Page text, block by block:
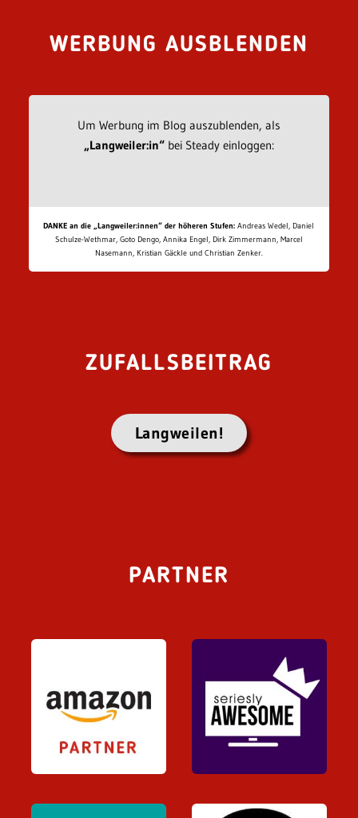
WERBUNG AUSBLENDEN
Um Werbung im Blog auszublenden, als
„Langweiler:in“bei Steady einloggen:
DANKE an die „Langweiler:innen“ der höheren Stufen: Andreas Wedel, Daniel
Schulze-Wethmar, Goto Dengo, Annika Engel, Dirk Zimmermann, Marcel
Nasemann, Kristian Gäckle und Christian Zenker.
ZUFALLSBEITRAG
Langweilen!
PARTNER